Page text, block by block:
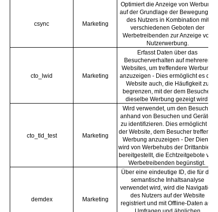
csync Marketing
Optimiert die Anzeige von Werbung
auf der Grundlage der Bewegungen
des Nutzers in Kombination mit
verschiedenen Geboten der
Werbetreibenden zur Anzeige von
Nutzerwerbung.
cto_lwid Marketing
Erfasst Daten über das
Besucherverhalten auf mehreren
Websites, um treffendere Werbung
anzuzeigen - Dies ermöglicht es der
Website auch, die Häufigkeit zu
begrenzen, mit der dem Besucher
dieselbe Werbung gezeigt wird.
cto_tld_test Marketing
Wird verwendet, um den Besucher
anhand von Besuchen und Geräten
zu identifizieren. Dies ermöglicht es
der Website, dem Besucher treffende
Werbung anzuzeigen - Der Dienst
wird von Werbehubs der Drittanbieter
bereitgestellt, die Echtzeitgebote von
Werbetreibenden begünstigt.
demdex Marketing
Über eine eindeutige ID, die für die
semantische Inhaltsanalyse
verwendet wird, wird die Navigation
des Nutzers auf der Website
registriert und mit Offline-Daten aus